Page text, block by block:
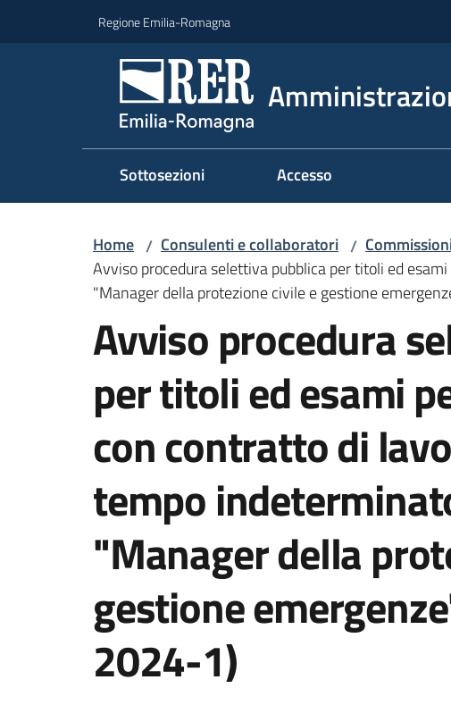
Regione Emilia-Romagna
Sottosezioni Accesso
Home / Consulenti e collaboratori /
Avviso procedura selettiva pubblica per titoli ed
"Manager della protezione civile e gestione
Avviso procedura
per titoli ed esami
con contratto di
tempo
"Manager della
gestione
2024-1)